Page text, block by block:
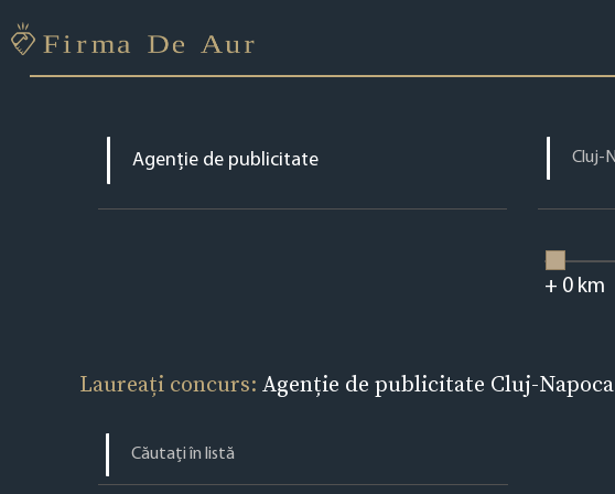
+ 0km
Laureați concurs: Agenție de publicitate Cluj-Napoca